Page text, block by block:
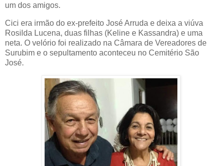
um dos amigos.
Cici era irmão do ex-prefeito José Arruda e deixa a viúva
Rosilda Lucena, duas filhas (Keline e Kassandra) e uma
neta. O velório foi realizado na Câmara de Vereadores de
Surubim e o sepultamento aconteceu no Cemitério São
José.